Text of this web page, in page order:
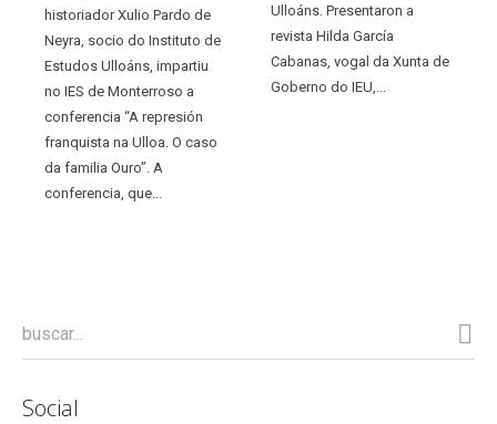
historiador Xulio Pardo de
Neyra, socio do Instituto de
Estudos Ulloáns, impartiu
no IES de Monterroso a
conferencia “A represión
franquista na Ulloa. O caso
da familia Ouro”. A
conferencia, que...
Ulloáns. Presentaron a
revista Hilda García
Cabanas, vogal da Xunta de
Goberno do IEU,...
Social